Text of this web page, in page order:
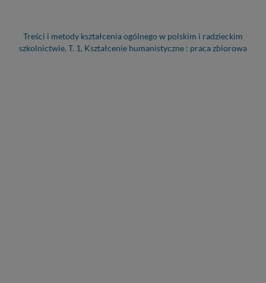
Treści i metody kształcenia ogólnego w polskim i radzieckim
szkolnictwie. T. 1, Kształcenie humanistyczne : praca zbiorowa